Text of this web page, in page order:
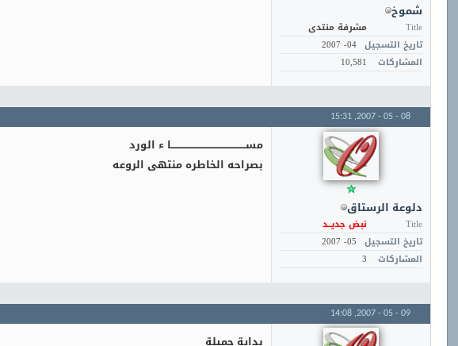
شموخ
Title
مشرفة منتدى
تاريخ التسجيل 04- 2007
المشاركات
10,581
08 - 05 - 2007,
15:31
دلوعة الرستاق
Title
نبض جديــد
تاريخ التسجيل 05- 2007
المشاركات
3
مســـــــــــــــــــــــــــــــــــــــــــــــا ء الورد
بصراحه الخاطره منتهى الروعه
09 - 05 - 2007,
14:08
بداية جميلة